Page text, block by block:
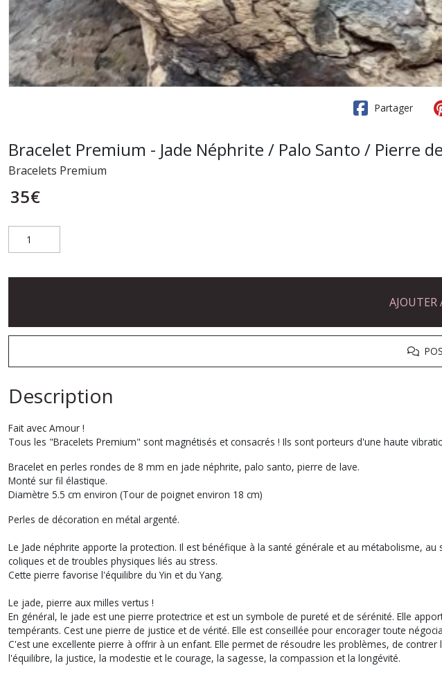
Partager
Bracelet Premium - Jade Néphrite / Palo Santo / Pierre
Bracelets Premium
35€
AJOUTER
Description
Fait avec Amour !
Tous les "Bracelets Premium" sont magnétisés et consacrés ! Ils sont porteurs d'une haute
Bracelet en perles rondes de 8 mm en jade néphrite, palo santo, pierre de lave.
Monté sur fil élastique.
Diamètre 5.5 cm environ (Tour de poignet environ 18 cm)
Perles de décoration en métal argenté.
Le Jade néphrite apporte la protection. Il est bénéfique à la santé générale et au métabolisme,
coliques et de troubles physiques liés au stress.
Cette pierre favorise l'équilibre du Yin et du Yang.
Le jade, pierre aux milles vertus !
En général, le jade est une pierre protectrice et est un symbole de pureté et de sérénité. Elle
tempérants. Cest une pierre de justice et de vérité. Elle est conseillée pour encorager toute
C'est une excellente pierre à offrir à un enfant. Elle permet de résoudre les problèmes, de
l'équilibre, la justice, la modestie et le courage, la sagesse, la compassion et la longévité.